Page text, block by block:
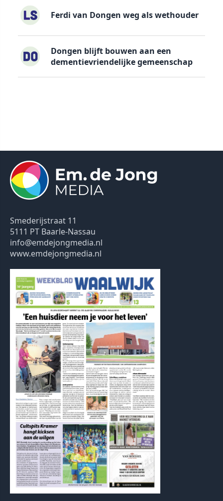
Ferdi van Dongen weg als wethouder
Dongen blijft bouwen aan een
dementievriendelijke gemeenschap
Smederijstraat 11
5111 PT Baarle-Nassau
info@emdejongmedia.nl
www.emdejongmedia.nl